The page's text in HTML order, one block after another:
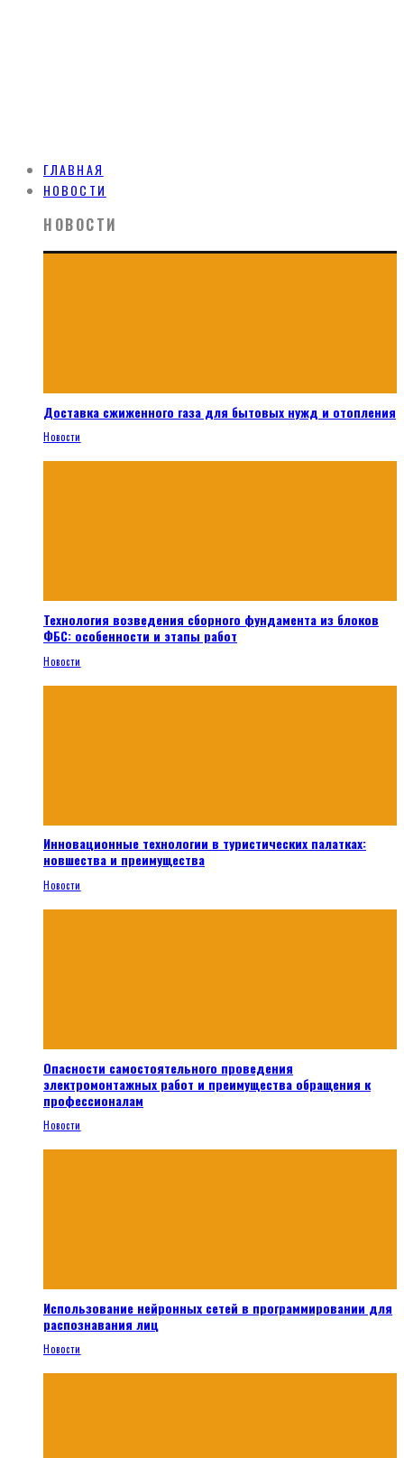
ГЛАВНАЯ
НОВОСТИ
НОВОСТИ
Доставка сжиженного газа для бытовых нужд и отопления
Новости
Технология возведения сборного фундамента из блоков
ФБС: особенности и этапы работ
Новости
Инновационные технологии в туристических палатках:
новшества и преимущества
Новости
Опасности самостоятельного проведения
электромонтажных работ и преимущества обращения к
профессионалам
Новости
Использование нейронных сетей в программировании для
распознавания лиц
Новости